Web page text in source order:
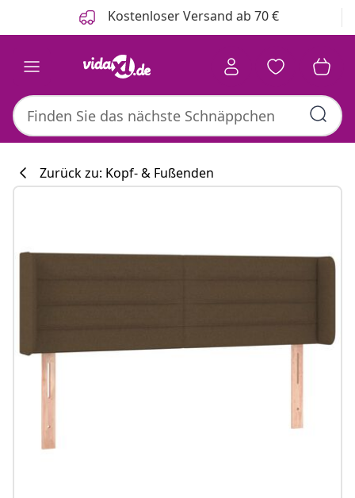
Kostenloser Versand ab 70 €
Zurück zu: Kopf- & Fußenden